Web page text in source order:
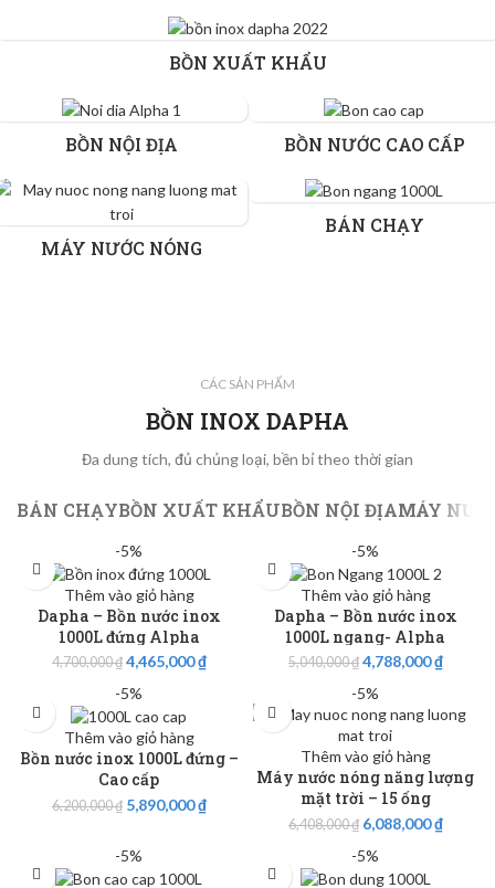
BỒN XUẤT KHẨU
BỒN NỘI ĐỊA BỒN NƯỚC CAO CẤP
MÁY NƯỚC NÓNG
BÁN CHẠY
CÁC SẢN PHẨM
BỒN INOX DAPHA
Đa dung tích, đủ chủng loại, bền bỉ theo thời gian
BÁN CHẠYBỒN XUẤT KHẨUBỒN NỘI ĐỊAMÁY
-5%
Thêm vào giỏ hàng
Dapha – Bồn nước inox
1000L đứng Alpha
4,700,000₫ 4,465,000₫
-5%
Thêm vào giỏ hàng
Dapha – Bồn nước inox
1000L ngang- Alpha
5,040,000₫ 4,788,000₫
-5%
Thêm vào giỏ hàng
Bồn nước inox 1000L đứng –
Cao cấp
6,200,000₫ 5,890,000₫
-5%
Thêm vào giỏ hàng
Máy nước nóng năng lượng
mặt trời – 15 ống
6,408,000₫ 6,088,000₫
-5%
-5%